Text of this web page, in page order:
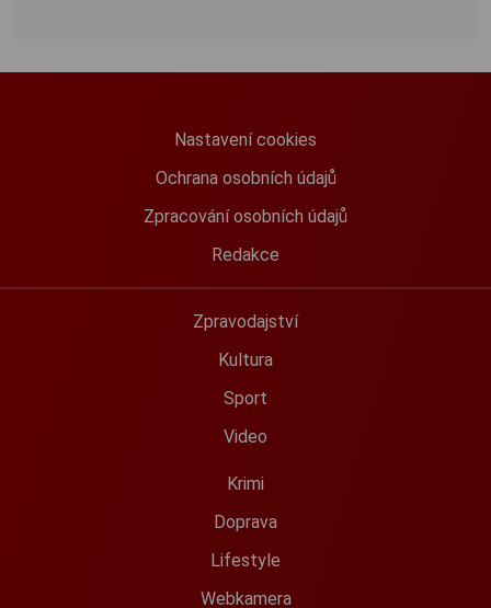
Nastavení cookies
Ochrana osobních údajů
Zpracování osobních údajů
Redakce
Zpravodajství
Kultura
Sport
Video
Krimi
Doprava
Lifestyle
Webkamera